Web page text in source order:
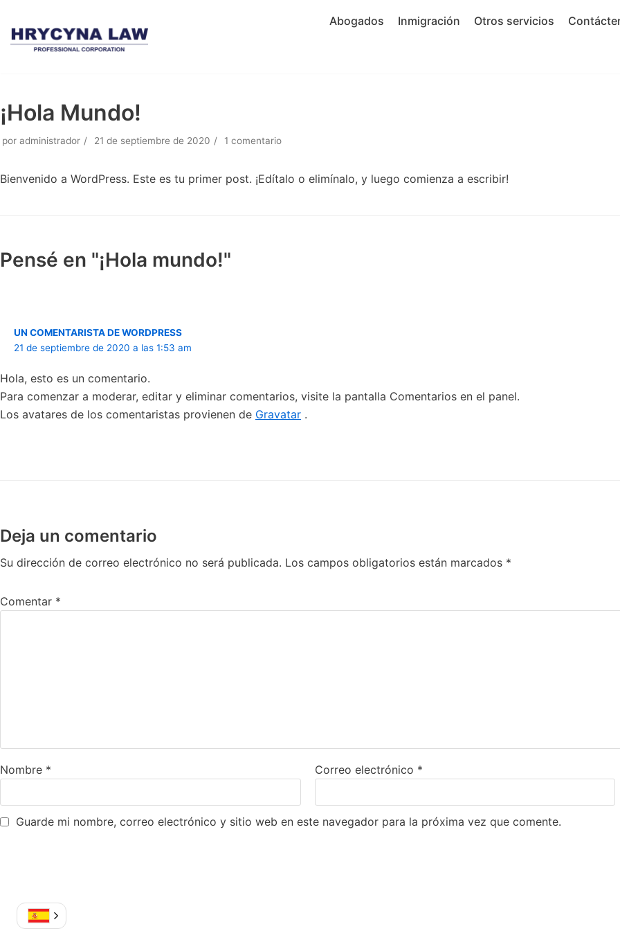
al
contenido
Abogados Inmigración Otros servicios
¡Hola Mundo!
por administrador 21 de septiembre de 2020 1 comentario
Bienvenido a WordPress. Este es tu primer post. ¡Edítalo o elimínalo, y luego comienza a escribir!
Pensé en "¡Hola mundo!"
UN COMENTARISTA DE WORDPRESS
21 de septiembre de 2020 a las 1:53 am
Hola, esto es un comentario.
Para comenzar a moderar, editar y eliminar comentarios, visite la pantalla Comentarios en el panel.
Los avatares de los comentaristas provienen de Gravatar .
Deja un comentario
Su dirección de correo electrónico no será publicada. Los campos obligatorios están marcados *
Comentar *
Nombre * Correo electrónico *
Guarde mi nombre, correo electrónico y sitio web en este navegador para la próxima vez que comente.